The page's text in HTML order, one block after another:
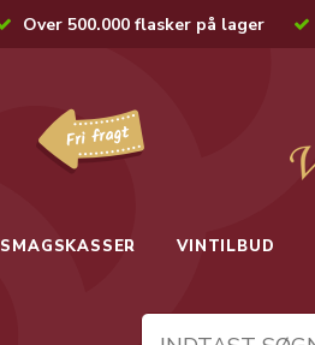
Over 500.000 flasker på lager
SMAGSKASSER VINTILBUD